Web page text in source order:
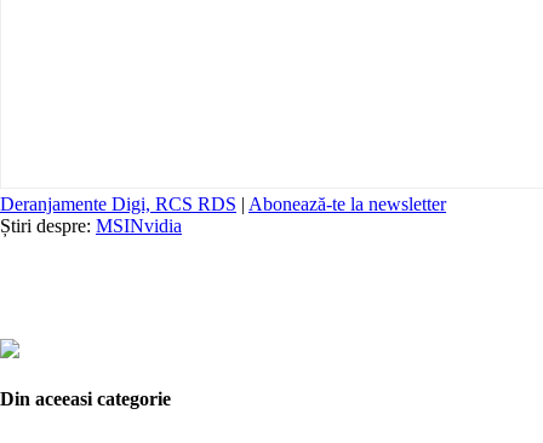
Deranjamente Digi, RCS RDS | Abonează-te la newsletter
Știri despre: MSINvidia
Din aceeasi categorie